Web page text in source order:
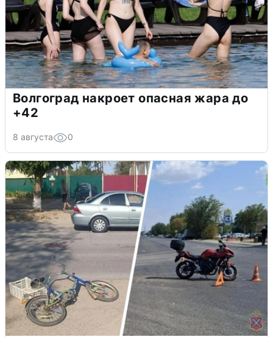
Волгоград накроет опасная жара до
+42
8 августа 0